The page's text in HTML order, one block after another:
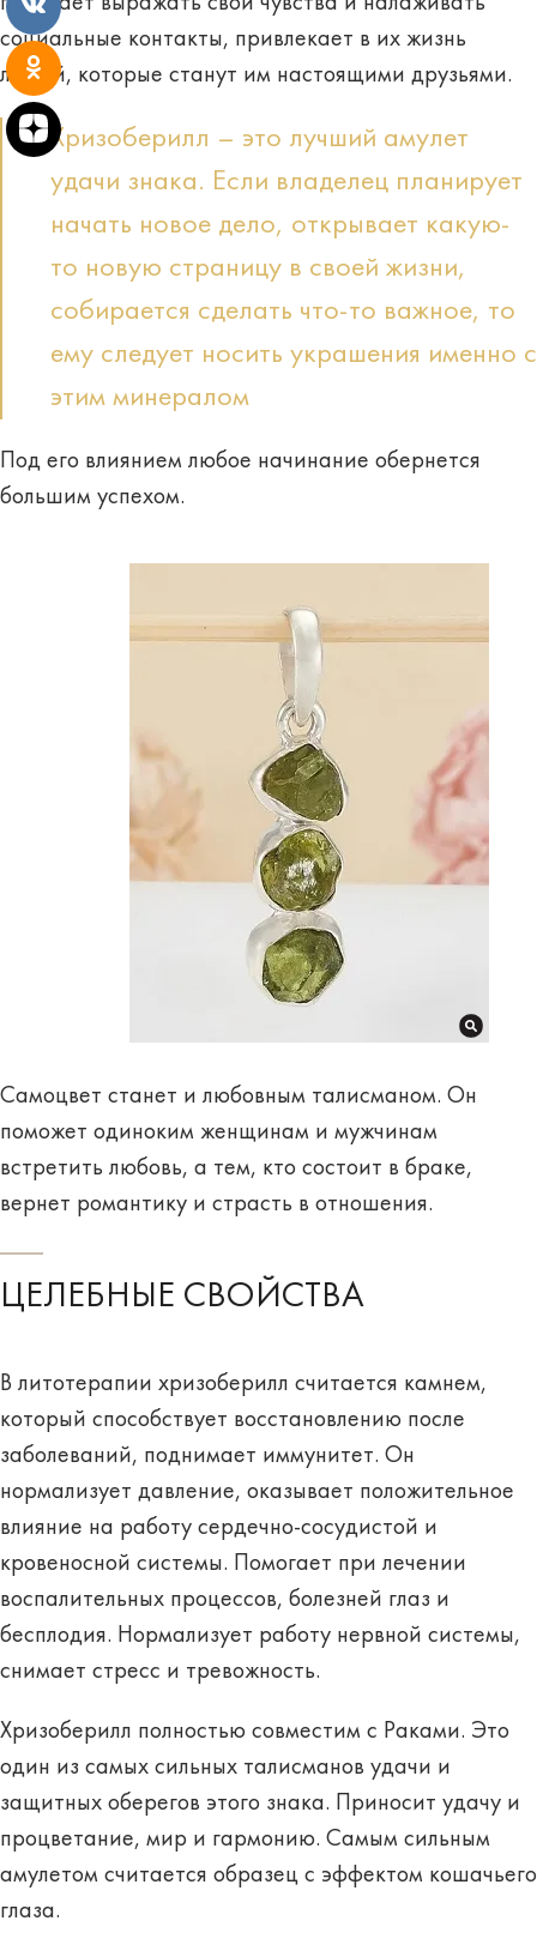
социальные контакты, привлекает в их жизнь
людей, которые станут им настоящими друзьями.
Хризоберилл – это лучший амулет
удачи знака. Если владелец планирует
начать новое дело, открывает какую-
то новую страницу в своей жизни,
собирается сделать что-то важное, то
ему следует носить украшения именно с
этим минералом
Под его влиянием любое начинание обернется
большим успехом.
Самоцвет станет и любовным талисманом. Он
поможет одиноким женщинам и мужчинам
встретить любовь, а тем, кто состоит в браке,
вернет романтику и страсть в отношения.
ЦЕЛЕБНЫЕ СВОЙСТВА
В литотерапии хризоберилл считается камнем,
который способствует восстановлению после
заболеваний, поднимает иммунитет. Он
нормализует давление, оказывает положительное
влияние на работу сердечно-сосудистой и
кровеносной системы. Помогает при лечении
воспалительных процессов, болезней глаз и
бесплодия. Нормализует работу нервной системы,
снимает стресс и тревожность.
Хризоберилл полностью совместим с Раками. Это
один из самых сильных талисманов удачи и
защитных оберегов этого знака. Приносит удачу и
процветание, мир и гармонию. Самым сильным
амулетом считается образец с эффектом кошачьего
глаза.